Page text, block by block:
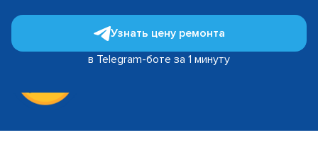
Узнать цену ремонта
в Telegram-боте за 1 минуту